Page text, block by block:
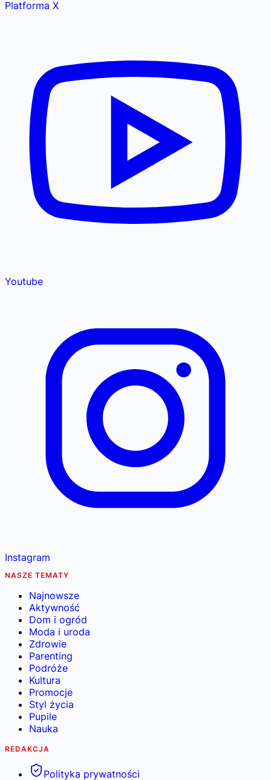
Platforma X
Youtube
Instagram
NASZE TEMATY
Najnowsze
Aktywność
Dom i ogród
Moda i uroda
Zdrowie
Parenting
Podróże
Kultura
Promocje
Styl życia
Pupile
Nauka
REDAKCJA
Polityka prywatności